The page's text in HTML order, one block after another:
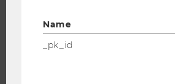
UNIVERSITÄT
Name
_pk_id